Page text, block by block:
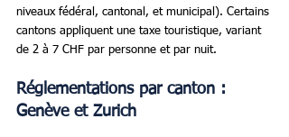
niveaux fédéral, cantonal, et municipal). Certains
cantons appliquent une taxe touristique, variant
de 2 à 7 CHF par personne et par nuit.
Réglementations par canton :
Genève et Zurich